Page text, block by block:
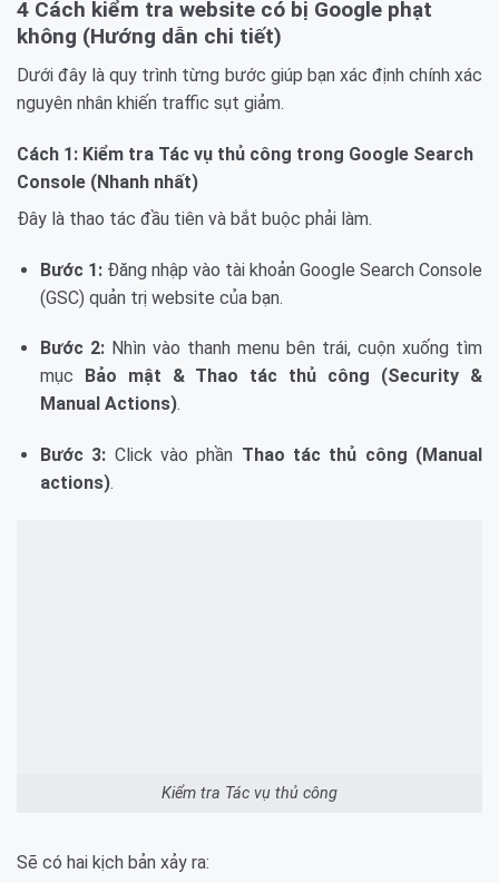
4 Cách kiểm tra website có bị Google phạt
không (Hướng dẫn chi tiết)
Dưới đây là quy trình từng bước giúp bạn xác định chính xác
nguyên nhân khiến traffic sụt giảm.
Cách 1: Kiểm tra Tác vụ thủ công trong Google Search
Console (Nhanh nhất)
Đây là thao tác đầu tiên và bắt buộc phải làm.
Bước 1:Đăng nhập vào tài khoản Google Search Console
(GSC) quản trị website của bạn.
Bước 2:Nhìn vào thanh menu bên trái, cuộn xuống tìm
mục
Bảo mật & Thao tác thủ công (Security &
Manual Actions).
Bước 3: Click vào phần Thao tác thủ công (Manual
actions).
Kiểm tra Tác vụ thủ công
Sẽ có hai kịch bản xảy ra: